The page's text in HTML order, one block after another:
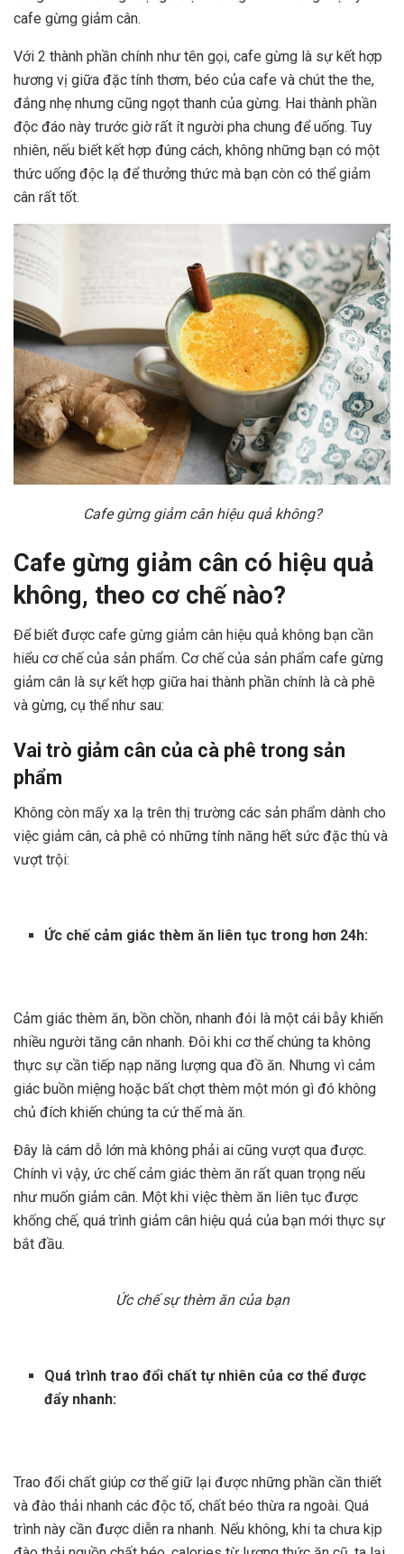
cafe gừng giảm cân.
Với 2 thành phần chính như tên gọi, cafe gừng là sự kết hợp
hương vị giữa đặc tính thơm, béo của cafe và chút the the,
đắng nhẹ nhưng cũng ngọt thanh của gừng. Hai thành phần
độc đáo này trước giờ rất ít người pha chung để uống. Tuy
nhiên, nếu biết kết hợp đúng cách, không những bạn có một
thức uống độc lạ để thưởng thức mà bạn còn có thể giảm
cân rất tốt.
Cafe gừng giảm cân hiệu quả không?
Cafe gừng giảm cân có hiệu quả
không, theo cơ chế nào?
Để biết được cafe gừng giảm cân hiệu quả không bạn cần
hiểu cơ chế của sản phẩm. Cơ chế của sản phẩm cafe gừng
giảm cân là sự kết hợp giữa hai thành phần chính là cà phê
và gừng, cụ thể như sau:
Vai trò giảm cân của cà phê trong sản
phẩm
Không còn mấy xa lạ trên thị trường các sản phẩm dành cho
việc giảm cân, cà phê có những tính năng hết sức đặc thù và
vượt trội:
Ức chế cảm giác thèm ăn liên tục trong hơn 24h:
Cảm giác thèm ăn, bồn chồn, nhanh đói là một cái bẫy khiến
nhiều người tăng cân nhanh. Đôi khi cơ thể chúng ta không
thực sự cần tiếp nạp năng lượng qua đồ ăn. Nhưng vì cảm
giác buồn miệng hoặc bất chợt thèm một món gì đó không
chủ đích khiến chúng ta cứ thế mà ăn.
Đây là cám dỗ lớn mà không phải ai cũng vượt qua được.
Chính vì vậy, ức chế cảm giác thèm ăn rất quan trọng nếu
như muốn giảm cân. Một khi việc thèm ăn liên tục được
khống chế, quá trình giảm cân hiệu quả của bạn mới thực sự
bắt đầu.
Ức chế sự thèm ăn của bạn
Quá trình trao đổi chất tự nhiên của cơ thể được
đẩy nhanh:
Trao đổi chất giúp cơ thể giữ lại được những phần cần thiết
và đào thải nhanh các độc tố, chất béo thừa ra ngoài. Quá
trình này cần được diễn ra nhanh. Nếu không, khi ta chưa kịp